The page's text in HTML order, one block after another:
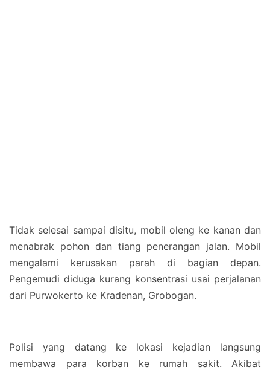
Tidak selesai sampai disitu, mobil oleng ke kanan dan
menabrak pohon dan tiang penerangan jalan. Mobil
mengalami kerusakan parah di bagian depan.
Pengemudi diduga kurang konsentrasi usai perjalanan
dari Purwokerto ke Kradenan, Grobogan.
Polisi yang datang ke lokasi kejadian langsung
membawa para korban ke rumah sakit. Akibat